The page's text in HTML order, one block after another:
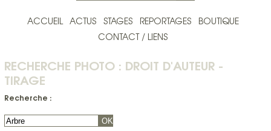
ACCUEIL ACTUS STAGES REPORTAGES
BOUTIQUE
CONTACT / LIENS
RECHERCHE PHOTO : DROIT D'AUTEUR -
TIRAGE
Recherche :
OK